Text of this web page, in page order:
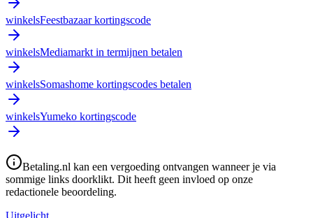
winkelsFeestbazaar kortingscode
winkelsMediamarkt in termijnen betalen
winkelsSomashome kortingscodes betalen
winkelsYumeko kortingscode
Betaling.nl kan een vergoeding ontvangen wanneer je via
sommige links doorklikt. Dit heeft geen invloed op onze
redactionele beoordeling.
Uitgelicht